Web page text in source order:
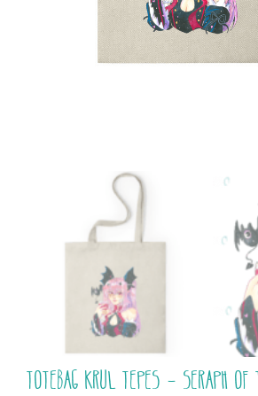
Totebag Krul Tepes – Seraph of